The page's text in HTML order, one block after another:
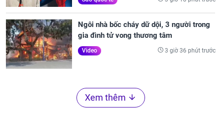
Ngôi nhà bốc cháy dữ dội, 3 người trong
gia đình tử vong thương tâm
Video 3 giờ 36 phút trước
Xem thêm